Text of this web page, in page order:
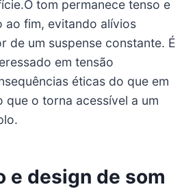
tom permanece tenso e
ao fim, evitando alívios
de um suspense constante. É
em tensão
éticas do que em
o torna acessível a um
e design de som